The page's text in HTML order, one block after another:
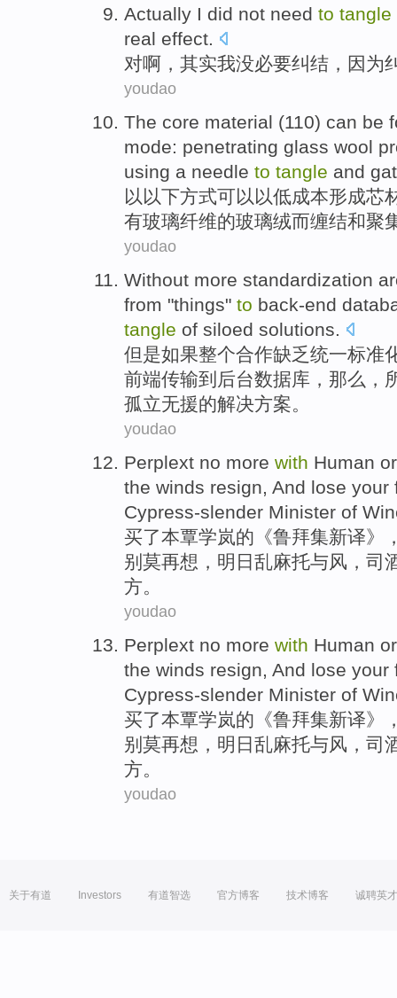
Actually I did not need to tangle
real effect.
对啊， 其实我没必要纠结 ， 因为
youdao
The core material (110) can be
mode: penetrating glass wool
using a needle to tangle and
以 以下方式可以 以低成本形成芯
有玻璃纤维的玻璃绒而缠结和聚
youdao
Without more standardization
from "things" to back-end
tangle of siloed solutions.
但是如果整个合作缺乏统一标准
前端传输到后台数据库 ，那么，
孤立无援的解决方案。
youdao
Perplext no more with Human
the winds resign, And lose your
Cypress-slender Minister of
买了本覃学岚的《鲁拜集新译》
别莫再想，明日 乱麻托与风 ，司
方。
youdao
Perplext no more with Human
the winds resign, And lose your
Cypress-slender Minister of
买了本覃学岚的《鲁拜集新译》
别莫再想，明日 乱麻托与风 ，司
方。
youdao
关于有道 Investors 有道智选 官方博客 技术博客 诚聘英才